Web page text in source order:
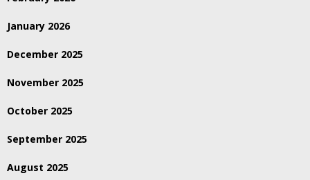
January 2026
December 2025
November 2025
October 2025
September 2025
August 2025